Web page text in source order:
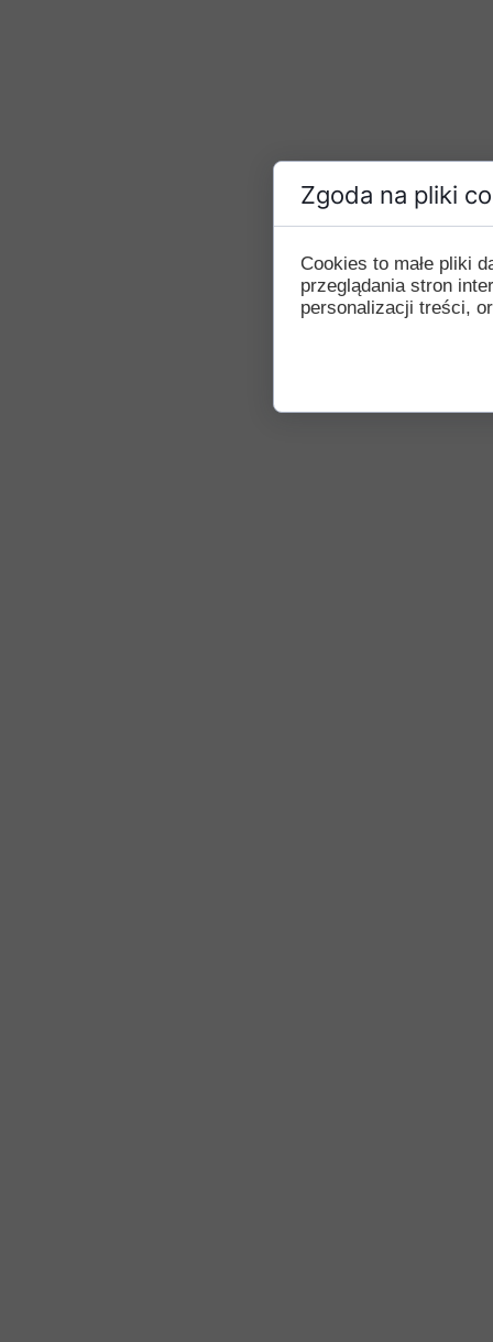
Zgoda na pliki
Cookies to małe pliki
przeglądania stron
personalizacji treści,